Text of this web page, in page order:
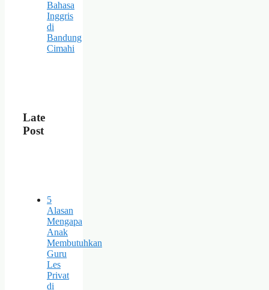
Bahasa
Inggris
di
Bandung
Cimahi
Late
Post
5
Alasan
Mengapa
Anak
Membutuhkan
Guru
Les
Privat
di